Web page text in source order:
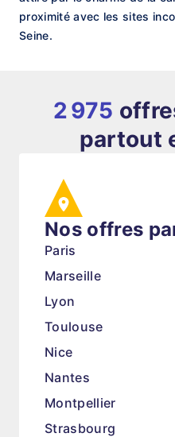
proximité avec les sites
Seine.
2 975
partout
Nos offres
Paris
Marseille
Lyon
Toulouse
Nice
Nantes
Montpellier
Strasbourg